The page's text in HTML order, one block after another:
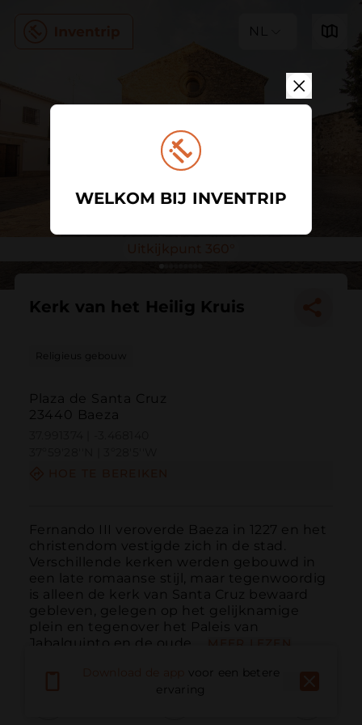
NL
Kerk van het Heilig Kruis
Religieus gebouw
Plaza de Santa Cruz
23440 Baeza
Fernando III veroverde Baeza in 1227 en het
christendom vestigde zich in de stad.
Verschillende kerken werden gebouwd in
een late romaanse stijl, maar tegenwoordig
is alleen de kerk van Santa Cruz bewaard
gebleven, gelegen op het gelijknamige
plein en tegenover het Paleis van
Jabalquinto en de oude ...
voor een betere
ervaring
WELKOM BIJ INVENTRIP